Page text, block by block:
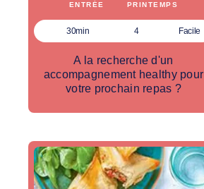
ENTRÉE PRINTEMPS
30min 4 Facile
A la recherche d'un
accompagnement healthy pour
votre prochain repas ?